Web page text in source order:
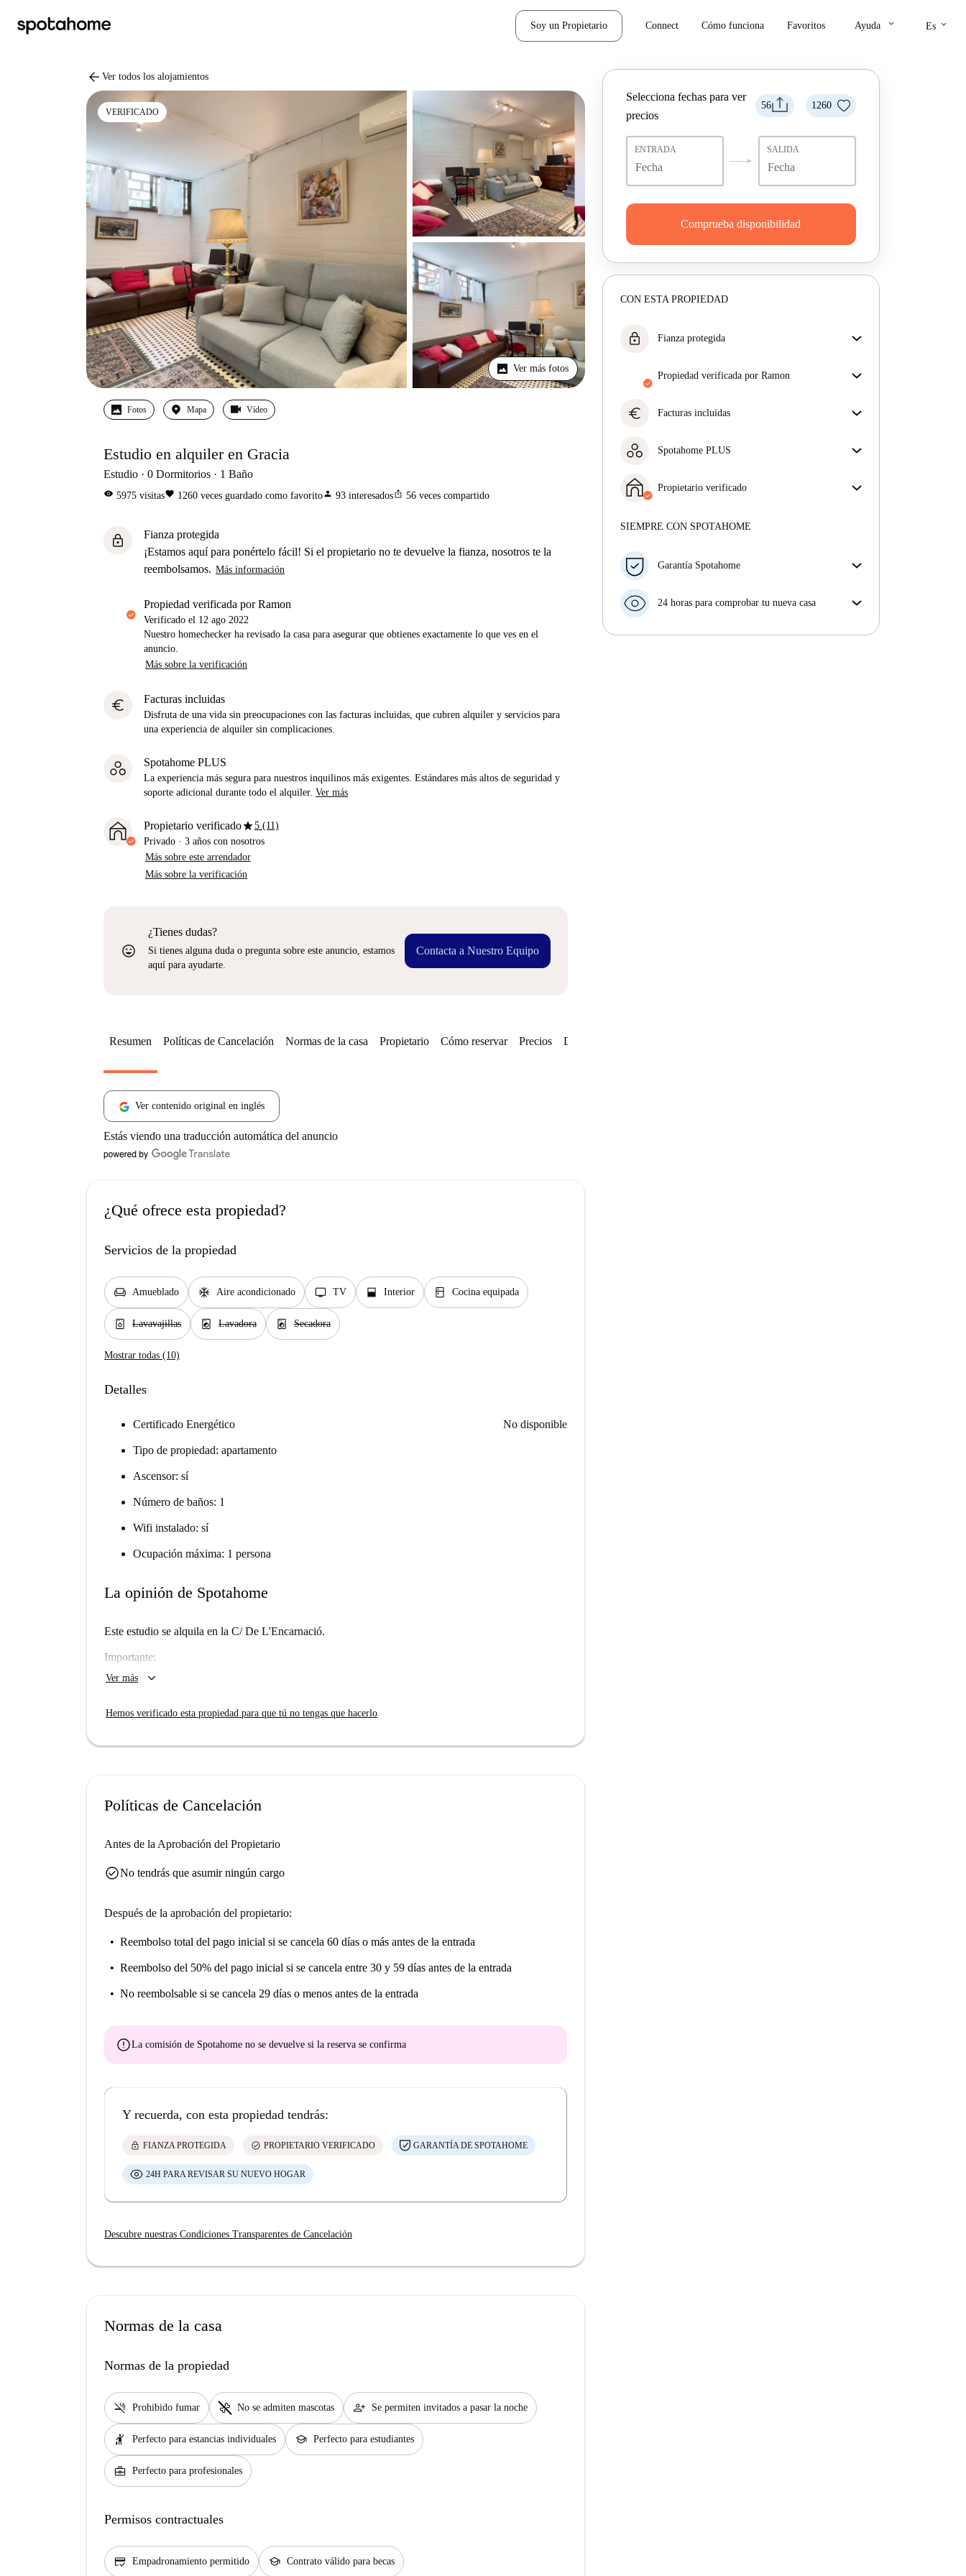
Soy un Propietario Connect Cómo funciona Favoritos Ayuda keyboard_arrow_down Es keyboard_arrow_down
arrow_back Ver todos los alojamientos
VERIFICADO
Ver más fotos
Fotos Mapa Vídeo
Estudio en alquiler en Gracia
Estudio 0 Dormitorios 1 Baño
visibility 5975 visitasfavorite 1260 veces guardado como favoritoperson 93 interesadosios_share 56 veces compartido
lock
Fianza protegida
¡Estamos aquí para ponértelo fácil! Si el propietario no te devuelve la fianza, nosotros te la
reembolsamos. Más información
propiedad verificada por Ramon
Verificado el 12 ago 2022
Nuestro homechecker ha revisado la casa para asegurar que obtienes exactamente lo que ves en el
anuncio.
Más sobre la verificación
euro Facturas incluidas
Disfruta de una vida sin preocupaciones con las facturas incluidas, que cubren alquiler y servicios para
una experiencia de alquiler sin complicaciones.
Spotahome PLUS
La experiencia más segura para nuestros inquilinos más exigentes. Estándares más altos de seguridad y
soporte adicional durante todo el alquiler. Ver más
Propietario verificadostar5 (11)
Privado · 3 años con nosotros
Más sobre este arrendador
Más sobre la verificación
sentiment_very_satisfied
¿Tienes dudas?
Si tienes alguna duda o pregunta sobre este anuncio, estamos
aquí para ayudarte.
Contacta a Nuestro Equipo
56 1260
Selecciona fechas para ver
precios
ENTRADA SALIDA
Comprueba disponibilidad
CON ESTA PROPIEDAD
lock Fianza protegida
no te devuelve la fianza, nosotros te la
reembolsamos.
propiedad verificada por Ramon
asegurar que obtienes exactamente lo que ves en el
Más sobre la verificación
euro Facturas incluidas
facturas incluidas, que cubren alquiler y servicios
Spotahome PLUS
más exigentes. Estándares más altos de seguridad y
soporte adicional durante todo el alquiler.
Propietario verificado
Más sobre este arrendador
SIEMPRE CON SPOTAHOME
Garantía Spotahome
horas previas a la fecha de entrada, Spotahome A) te
el hotel hasta que encuentres nueva casa o B) te hará
24 horas para comprobar tu nueva casa
Resumen Políticas de Cancelación Normas de la casa Propietario Cómo reservar Precios Disponibilidades
Ver contenido original en inglés
Estás viendo una traducción automática del anuncio
¿Qué ofrece esta propiedad?
Servicios de la propiedad
chair Amueblado ac_unit Aire acondicionado tv TV window_open Interior kitchen Cocina equipada
dishwasher_gen Lavavajillas local_laundry_service Lavadora local_laundry_service Secadora
Mostrar todas (10)
Detalles
Certificado Energético No disponible
Tipo de propiedad: apartamento
Ascensor: sí
Número de baños: 1
Wifi instalado: sí
Ocupación máxima: 1 persona
La opinión de Spotahome
Este estudio se alquila en la C/ De L'Encarnació.
Importante:
Este estudio independiente comparte pasillo con la casa de la casera. Además, aquí no hay una
Ocupación máxima: 1 persona
Ver más keyboard_arrow_down
Hemos verificado esta propiedad para que tú no tengas que hacerlo
Políticas de Cancelación
Antes de la Aprobación del Propietario
check_circleNo tendrás que asumir ningún cargo
Después de la aprobación del propietario:
Reembolso total del pago inicial si se cancela 60 días o más antes de la entrada
Reembolso del 50% del pago inicial si se cancela entre 30 y 59 días antes de la entrada
No reembolsable si se cancela 29 días o menos antes de la entrada
errorLa comisión de Spotahome no se devuelve si la reserva se confirma
Y recuerda, con esta propiedad tendrás:
lock FIANZA PROTEGIDA check_circle PROPIETARIO VERIFICADO GARANTÍA DE SPOTAHOME
24H PARA REVISAR SU NUEVO HOGAR
Descubre nuestras Condiciones Transparentes de Cancelación
Normas de la casa
Normas de la propiedad
smoke_free Prohibido fumar pet_supplies No se admiten mascotas person_add Se permiten invitados a pasar la noche
hail Perfecto para estancias individuales school Perfecto para estudiantes
business_center Perfecto para profesionales
Permisos contractuales
credit_score Empadronamiento permitido school Contrato válido para becas